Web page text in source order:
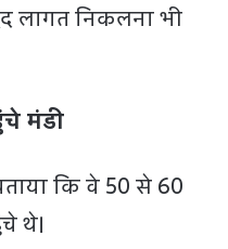
लागत निकलना भी
मंडी
कि वे 50 से 60
थे।